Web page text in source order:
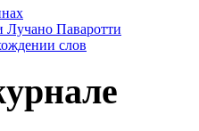
Лучано Паваротти
слов